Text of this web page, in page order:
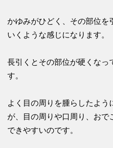
かゆみがひどく、その部位を
いくような感じになります。
長引くとその部位が硬くなっ
す。
よく目の周りを腫らしたよ
が、目の周りや口周り、おで
できやすいのです。